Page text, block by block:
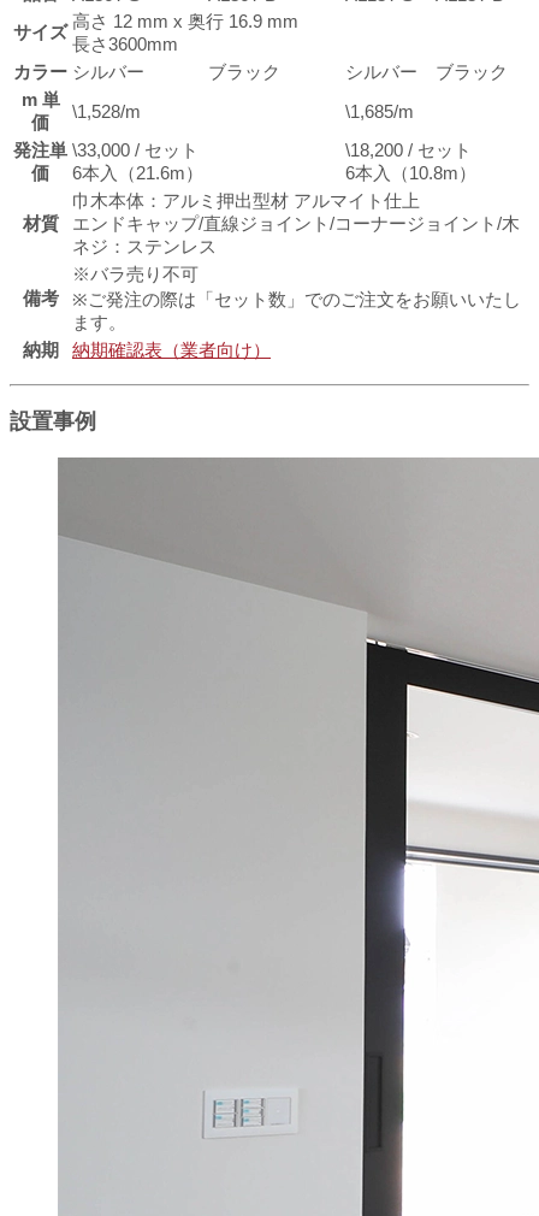
サイズ
高さ 12 mm x 奥行 16.9 mm
長さ3600mm
カラー シルバー ブラック シルバー
ブラック
m 単
価
\1,528/m
\1,685/m
発注単
価
\33,000 / セット
6本入（21.6m）
\18,200 / セット
6本入（10.8m）
材質
巾木本体：アルミ押出型材 アルマイト仕上
エンドキャップ/直線ジョイント/コーナージョイント/木
ネジ：ステンレス
備考
※バラ売り不可
※ご発注の際は「セット数」でのご注文をお願いいたし
ます。
納期
納期確認表（業者向け）
設置事例